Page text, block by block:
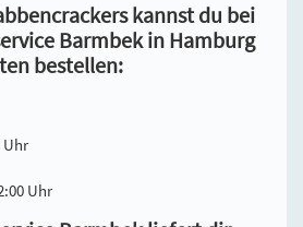
kannst du bei
Barmbek in Hamburg
bestellen:
Uhr
Uhr